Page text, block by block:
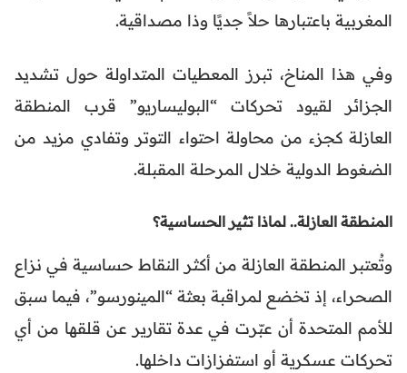
المغربية باعتبارها حلاً جديًا وذا مصداقية.
وفي هذا المناخ، تبرز المعطيات المتداولة حول تشديد
الجزائر لقيود تحركات “البوليساريو” قرب المنطقة
العازلة كجزء من محاولة احتواء التوتر وتفادي مزيد من
الضغوط الدولية خلال المرحلة المقبلة.
المنطقة العازلة.. لماذا تثير الحساسية؟
وتُعتبر المنطقة العازلة من أكثر النقاط حساسية في نزاع
الصحراء، إذ تخضع لمراقبة بعثة “المينورسو”، فيما سبق
للأمم المتحدة أن عبّرت في عدة تقارير عن قلقها من أي
تحركات عسكرية أو استفزازات داخلها.